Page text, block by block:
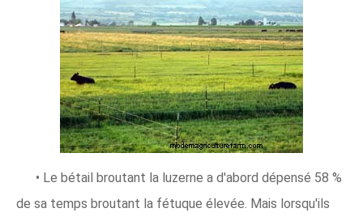
• Le bétail broutant la luzerne a d'abord dépensé 58 %
de sa temps broutant la fétuque élevée. Mais lorsqu'ils